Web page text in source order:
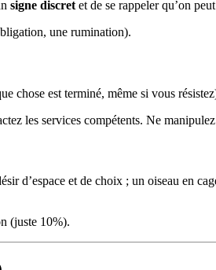
signe discret et de se rappeler qu’on
une rumination).
chose est terminé, même si vous
les services compétents. Ne
d’espace et de choix ; un oiseau en
(juste 10%).